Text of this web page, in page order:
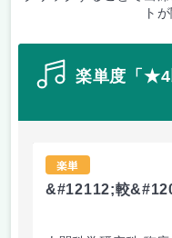
ト
楽単度「★4
楽単
&#12112;較